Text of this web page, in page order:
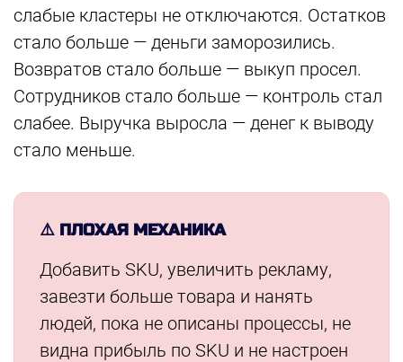
слабые кластеры не отключаются. Остатков
стало больше — деньги заморозились.
Возвратов стало больше — выкуп просел.
Сотрудников стало больше — контроль стал
слабее. Выручка выросла — денег к выводу
стало меньше.
⚠️ ПЛОХАЯ МЕХАНИКА
Добавить SKU, увеличить рекламу,
завезти больше товара и нанять
людей, пока не описаны процессы, не
видна прибыль по SKU и не настроен